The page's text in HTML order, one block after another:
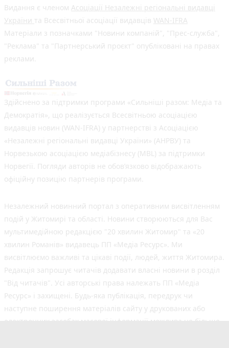
Видання є членом Асоціації Незалежні регіональні видавці
України та Всесвітньої асоціації видавців WAN-IFRA
Матеріали з позначками "Новини компаній", "Прес-служба",
"Реклама" та "Партнерський проєкт" опубліковані на правах
реклами.
Здійснено за підтримки програми «Сильніші разом: Медіа та
Демократія», що реалізується Всесвітньою асоціацією
видавців новин (WAN-IFRA) у партнерстві з Асоціацією
«Незалежні регіональні видавці України» (АНРВУ) та
Норвезькою асоціацією медіабізнесу (MBL) за підтримки
Норвегії. Погляди авторів не обов’язково відображають
офіційну позицію партнерів програми.
Незалежний новинний портал з оперативним висвітленням
подій у Житомирі та області. Новини створюються для Вас
мультимедійною редакцією "20 хвилин Житомир" та «20
хвилин Романів» видавець ПП «Медіа Ресурс». Ми
висвітлюємо важливі та цікаві події, людей, життя Житомира.
Редакція запрошує читачів додавати власні новини в розділ
"Від читачів". Усі авторські права належать ПП «Медіа
Ресурс» і захищені. Будь-яка публiкацiя, передрук чи
наступне поширення матеріалів сайту у друкованих або
електронних засобах масової інформації можлива не більше